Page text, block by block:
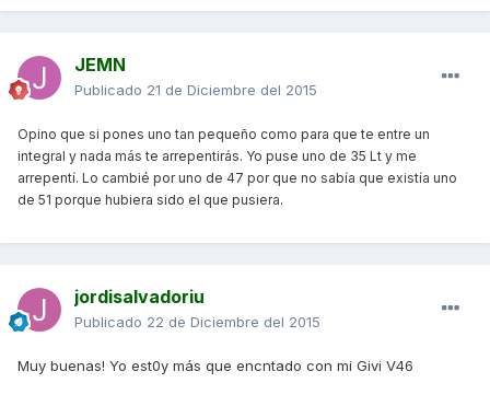
JEMN
Publicado 21 de Diciembre del 2015
Opino que si pones uno tan pequeño como para que te entre un
integral y nada más te arrepentirás. Yo puse uno de 35 Lt y me
arrepentí. Lo cambié por uno de 47 por que no sabía que existía uno
de 51 porque hubiera sido el que pusiera.
jordisalvadoriu
Publicado 22 de Diciembre del 2015
Muy buenas! Yo est0y más que encntado con mi Givi V46